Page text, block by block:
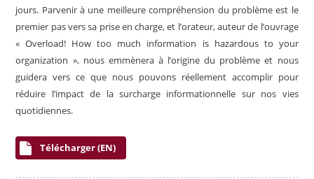
jours. Parvenir à une meilleure compréhension du problème est le
premier pas vers sa prise en charge, et l’orateur, auteur de l’ouvrage
« Overload! How too much information is hazardous to your
organization », nous emmènera à l’origine du problème et nous
guidera vers ce que nous pouvons réellement accomplir pour
réduire l’impact de la surcharge informationnelle sur nos vies
quotidiennes.
Télécharger (EN)